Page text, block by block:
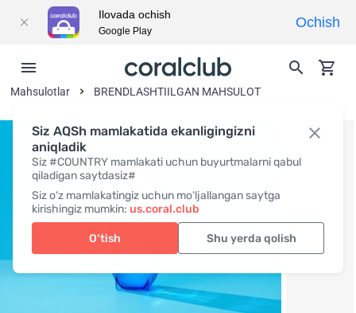
Siz AQSh mamlakatida ekanligingizni
aniqladik
Siz #COUNTRY mamlakati uchun buyurtmalarni qabul
qiladigan saytdasiz#
Siz o‘z mamlakatingiz uchun mo‘ljallangan saytga
kirishingiz mumkin: us.coral.club
O‘tish Shu yerda qolish
Mahsulotlar BRENDLASHTIILGAN MAHSULOT
Ilovada ochish
Google Play
Ochish